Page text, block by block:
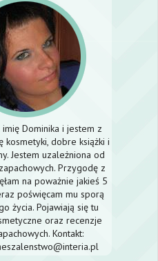
imię Dominika i jestem z
kosmetyki, dobre książki i
Jestem uzależniona od
Przygodę z
na poważnie jakieś 5
poświęcam mu sporą
życia. Pojawiają się tu
oraz recenzje
Kontakt: